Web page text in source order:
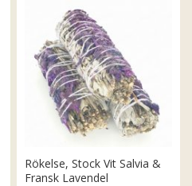
Rökelse, Stock Vit Salvia &
Fransk Lavendel